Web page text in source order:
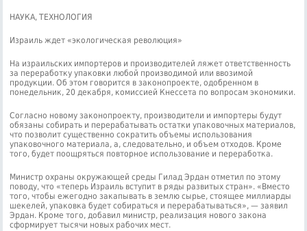
НАУКА, ТЕХНОЛОГИЯ
Израиль ждет «экологическая революция»
На израильских импортеров и производителей ляжет ответственность
за переработку упаковки любой производимой или ввозимой
продукции. Об этом говорится в законопроекте, одобренном в
понедельник, 20 декабря, комиссией Кнессета по вопросам экономики.
Согласно новому законопроекту, производители и импортеры будут
обязаны собирать и перерабатывать остатки упаковочных материалов,
что позволит существенно сократить объемы использования
упаковочного материала, а, следовательно, и объем отходов. Кроме
того, будет поощряться повторное использование и переработка.
Министр охраны окружающей среды Гилад Эрдан отметил по этому
поводу, что «теперь Израиль вступит в ряды развитых стран». «Вместо
того, чтобы ежегодно закапывать в землю сырье, стоящее миллиарды
шекелей, упаковка будет собираться и перерабатываться», — заявил
Эрдан. Кроме того, добавил министр, реализация нового закона
сформирует тысячи новых рабочих мест.